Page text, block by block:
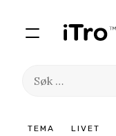
TEMA LIVET
Søk